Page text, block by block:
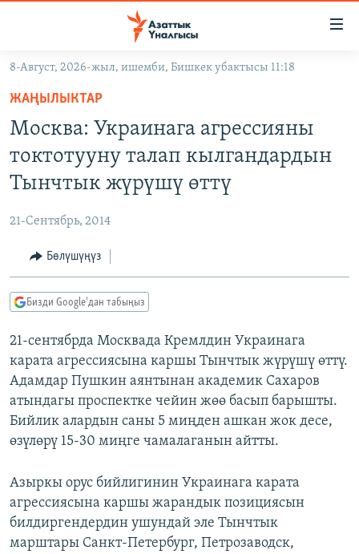
Навигацияга
өтүңүз
Издөөгө
салыңыз
МАДАНИЯТ
УКРАИНА
ТВ ПРОГРАММАЛАР
БҮГҮН АЗАТТЫКТА
ДАНИСТЕ
ЭЖЕ-СИҢДИЛЕР
АЗАТТЫК+
ЫҢГАЙСЫЗ СУРООЛОР
ПОДКАСТ
ОНЛАЙН ШЕРИНЕ
ЭЕ/АРнун бардык сайттары
8-Август, 2026-жыл, ишемби, Бишкек убактысы 11:18
ЖАҢЫЛЫКТАР
Москва: Украинага агрессияны
токтотууну талап кылгандардын
Тынчтык жүрүшү өттү
21-Сентябрь, 2014
Бөлүшүңүз
Бизди Google'дан табыңыз
21-сентябрда Москвада Кремлдин Украинага
карата агрессиясына каршы Тынчтык жүрүшү өттү.
Адамдар Пушкин аянтынан академик Сахаров
атындагы проспектке чейин жөө басып барышты.
Бийлик алардын саны 5 миңден ашкан жок десе,
өзүлөрү 15-30 миңге чамалаганын айтты.
Азыркы орус бийлигинин Украинага карата
агрессиясына каршы жарандык позициясын
билдиргендердин ушундай эле Тынчтык
марштары Санкт-Петербург, Петрозаводск,